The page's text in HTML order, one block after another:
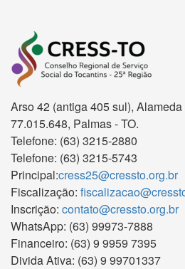
Arso 42 (antiga 405 sul),
77.015.648, Palmas - TO.
Telefone: (63) 3215-2880
Telefone: (63) 3215-5743
Principal:cress25@cressto.org.br
Fiscalização:
Inscrição: contato@cressto.org.br
WhatsApp: (63) 99973-7888
Financeiro: (63) 9 9959 7395
Divida Ativa: (63) 9 99701337